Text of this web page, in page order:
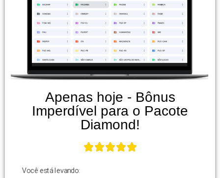
Apenas hoje - Bônus
Imperdível para o Pacote
Diamond!
Você está levando: